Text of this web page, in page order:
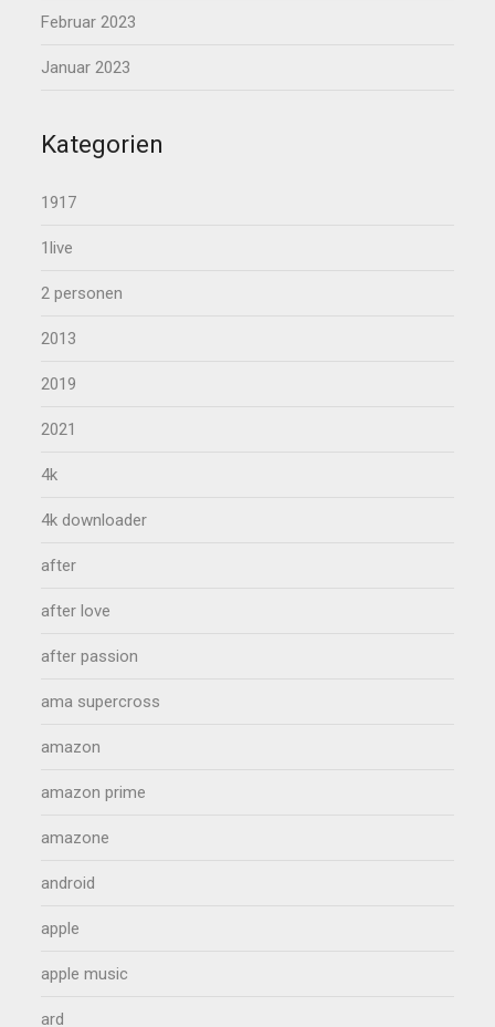
Februar 2023
Januar 2023
Kategorien
1917
1live
2 personen
2013
2019
2021
4k
4k downloader
after
after love
after passion
ama supercross
amazon
amazon prime
amazone
android
apple
apple music
ard